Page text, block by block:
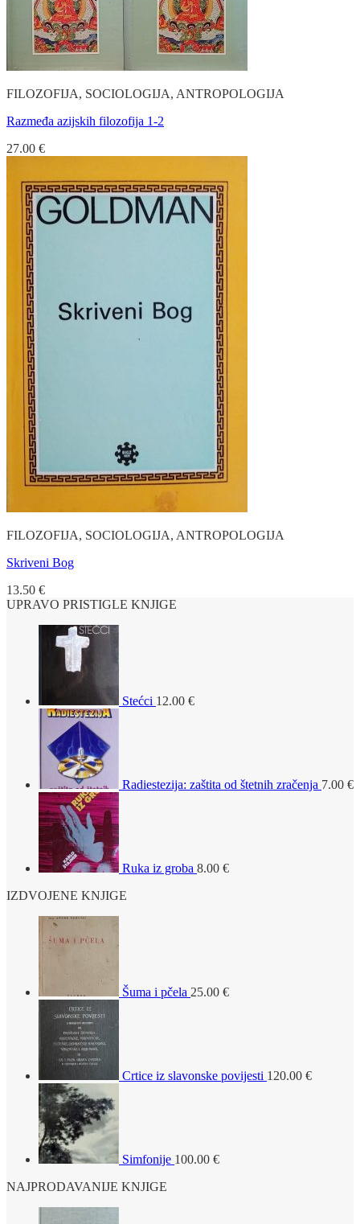
FILOZOFIJA, SOCIOLOGIJA, ANTROPOLOGIJA
Razmeđa azijskih filozofija 1-2
27.00 €
FILOZOFIJA, SOCIOLOGIJA, ANTROPOLOGIJA
Skriveni Bog
13.50 €
UPRAVO PRISTIGLE KNJIGE
Stećci 12.00 €
Radiestezija: zaštita od štetnih zračenja 7.00 €
Ruka iz groba 8.00 €
IZDVOJENE KNJIGE
Šuma i pčela 25.00 €
Crtice iz slavonske povijesti 120.00 €
Simfonije 100.00 €
NAJPRODAVANIJE KNJIGE